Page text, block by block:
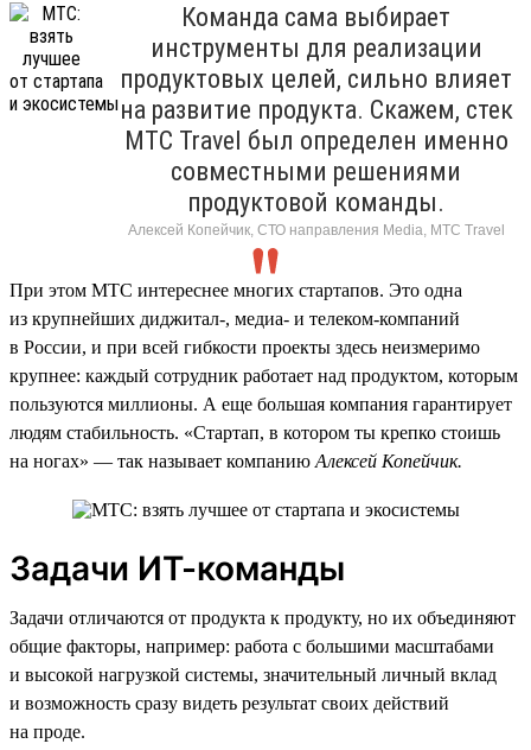
Команда сама выбирает
инструменты для реализации
продуктовых целей, сильно влияет
на развитие продукта. Скажем, стек
МТС Travel был определен именно
совместными решениями
продуктовой команды.
Алексей Копейчик, СТО направления Media, МТС Travel
При этом МТС интереснее многих стартапов. Это одна
из крупнейших диджитал-, медиа- и телеком-компаний
в России, и при всей гибкости проекты здесь неизмеримо
крупнее: каждый сотрудник работает над продуктом, которым
пользуются миллионы. А еще большая компания гарантирует
людям стабильность. «Стартап, в котором ты крепко стоишь
на ногах» — так называет компанию Алексей Копейчик.
Задачи ИТ-команды
Задачи отличаются от продукта к продукту, но их объединяют
общие факторы, например: работа с большими масштабами
и высокой нагрузкой системы, значительный личный вклад
и возможность сразу видеть результат своих действий
на проде.